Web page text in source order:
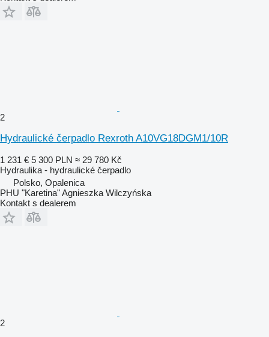
2
Hydraulické čerpadlo Rexroth A10VG18DGM1/10R
1 231 € 5 300 PLN ≈ 29 780 Kč
Hydraulika - hydraulické čerpadlo
Polsko, Opalenica
PHU "Karetina" Agnieszka Wilczyńska
Kontakt s dealerem
2